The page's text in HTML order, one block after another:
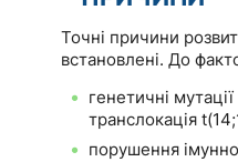
Точні причини
встановлені. До
генетичні
транслокація
порушення